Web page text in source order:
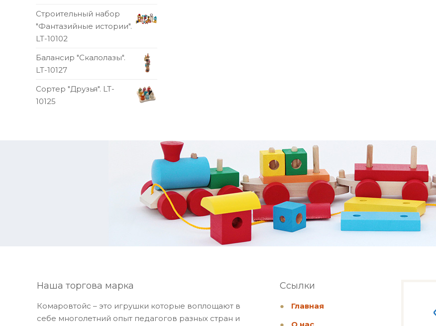
Строительный набор
"Фантазийные истории".
LT-10102
Балансир "Скалолазы".
LT-10127
Сортер "Друзья". LT-
10125
Наша торгова марка
Комаровтойс – это игрушки которые воплощают в
себе многолетний опыт педагогов разных стран и
Ссылки
●
Главная